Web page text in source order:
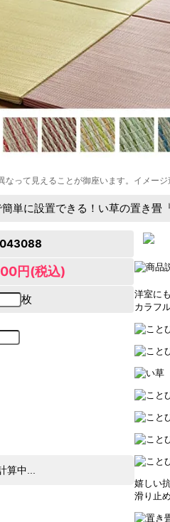
って見えることが御座います。イメー
単に設置できる！い草の置き畳
円(税込)
枚
算中...
洋室に
カラフ
嬉しい
滑り止